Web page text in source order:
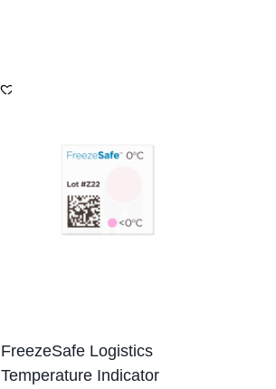
FreezeSafe Logistics
Temperature Indicator